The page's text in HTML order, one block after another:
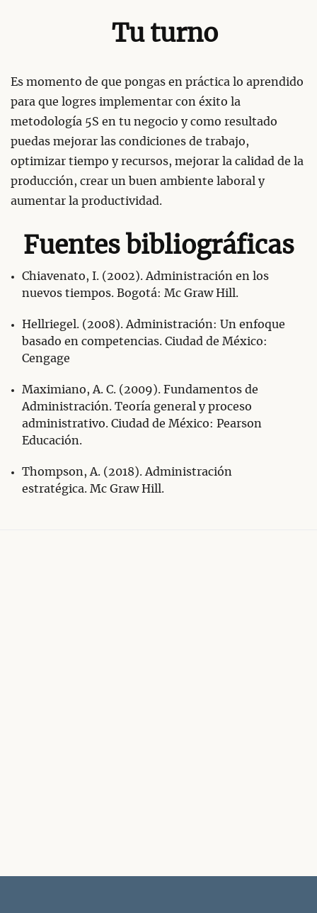
Tu turno
Es momento de que pongas en práctica lo aprendido
para que logres implementar con éxito la
metodología 5S en tu negocio y como resultado
puedas mejorar las condiciones de trabajo,
optimizar tiempo y recursos, mejorar la calidad de la
producción, crear un buen ambiente laboral y
aumentar la productividad.
Fuentes bibliográficas
Chiavenato, I. (2002). Administración en los
nuevos tiempos. Bogotá: Mc Graw Hill.
Hellriegel. (2008). Administración: Un enfoque
basado en competencias. Ciudad de México:
Cengage
Maximiano, A. C. (2009). Fundamentos de
Administración. Teoría general y proceso
administrativo. Ciudad de México: Pearson
Educación.
Thompson, A. (2018). Administración
estratégica. Mc Graw Hill.